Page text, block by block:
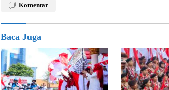
Komentar
Baca Juga